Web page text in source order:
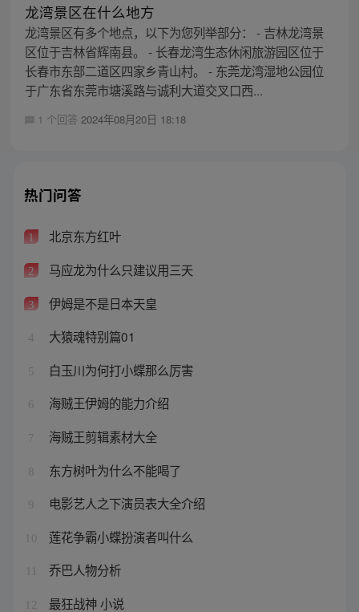
龙湾景区在什么地方
龙湾景区有多个地点，以下为您列举部分： - 吉林龙湾景
区位于吉林省辉南县。 - 长春龙湾生态休闲旅游园区位于
长春市东部二道区四家乡青山村。 - 东莞龙湾湿地公园位
于广东省东莞市塘溪路与诚利大道交叉口西...
1 个回答 2024年08月20日 18:18
热门问答
1 北京东方红叶
2 马应龙为什么只建议用三天
3 伊姆是不是日本天皇
4 大猿魂特别篇01
5 白玉川为何打小蝶那么厉害
6 海贼王伊姆的能力介绍
7 海贼王剪辑素材大全
8 东方树叶为什么不能喝了
9 电影艺人之下演员表大全介绍
10 莲花争霸小蝶扮演者叫什么
乔巴人物分析
12 最狂战神 小说